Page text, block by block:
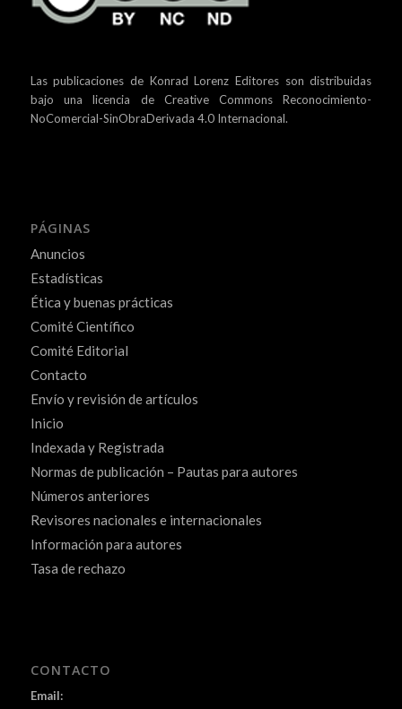
Las publicaciones de Konrad Lorenz Editores son distribuidas
bajo unalicencia de Creative Commons Reconocimiento-
NoComercial-SinObraDerivada 4.0 Internacional.
PÁGINAS
Anuncios
Estadísticas
Ética y buenas prácticas
Comité Científico
Comité Editorial
Contacto
Envío y revisión de artículos
Inicio
Indexada y Registrada
Normas de publicación – Pautas para autores
Números anteriores
Revisores nacionales e internacionales
Información para autores
Tasa de rechazo
CONTACTO
Email: